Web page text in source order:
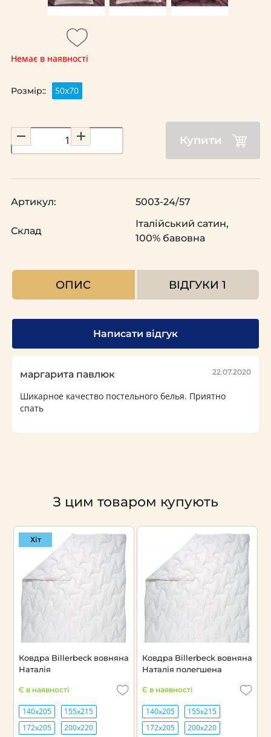
Немає в наявності
Розмір:: 50х70
Купити
Артикул: 5003-24/57
Склад
Італійський сатин,
100% бавовна
ОПИС ВІДГУКИ1
Написати відгук
маргарита павлюк 22.07.2020
Шикарное качество постельного белья. Приятно
спать
З цим товаром купують
Хіт
Ковдра Billerbeck вовняна
Наталія
Є в наявності
140х205
155х215
172х205
200х220
Ковдра Billerbeck вовняна
Наталія полегшена
Є в наявності
140х205
155х215
172х205
200х220